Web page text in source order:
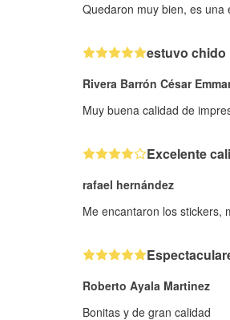
Quedaron muy bien, es una
estuvo chido
Rivera Barrón César
Muy buena calidad de
Excelente
rafael hernández
Me encantaron los stickers,
Roberto Ayala Martinez
Bonitas y de gran calidad